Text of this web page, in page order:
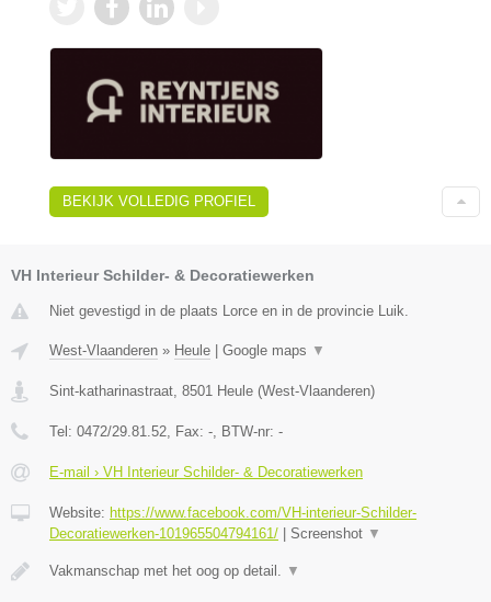
BEKIJK VOLLEDIG PROFIEL
VH Interieur Schilder- & Decoratiewerken
Niet gevestigd in de plaats Lorce en in de provincie Luik.
West-Vlaanderen » Heule Google maps ▼
Sint-katharinastraat, 8501 Heule (West-Vlaanderen)
Tel: 0472/29.81.52, Fax: -, BTW-nr: -
E-mail › VH Interieur Schilder- & Decoratiewerken
Website: https://www.facebook.com/VH-interieur-Schilder-
Decoratiewerken-101965504794161/
Screenshot ▼
Vakmanschap met het oog op detail. ▼